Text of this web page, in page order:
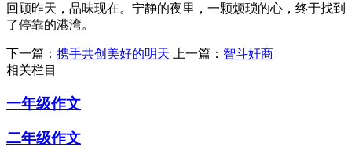
回顾昨天，品味现在。宁静的夜里，一颗烦琐的心，终于找到
了停靠的港湾。
下一篇： 携手共创美好的明天 上一篇： 智斗奸商
相关栏目
一年级作文
二年级作文